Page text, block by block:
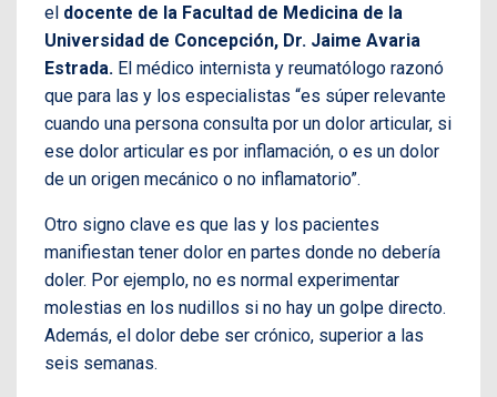
el docente de la Facultad de Medicina de la
Universidad de Concepción, Dr. Jaime Avaria
Estrada. El médico internista y reumatólogo razonó
que para las y los especialistas “es súper relevante
cuando una persona consulta por un dolor articular, si
ese dolor articular es por inflamación, o es un dolor
de un origen mecánico o no inflamatorio”.
Otro signo clave es que las y los pacientes
manifiestan tener dolor en partes donde no debería
doler. Por ejemplo, no es normal experimentar
molestias en los nudillos si no hay un golpe directo.
Además, el dolor debe ser crónico, superior a las
seis semanas.